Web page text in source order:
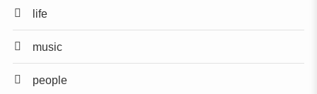
life
music
people